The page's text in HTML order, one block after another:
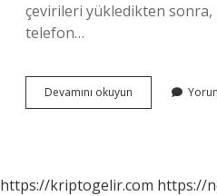
çevirileri yükledikten
telefon…
Devamını okuyun
Klavyesinde
https://kriptogelir.com https://